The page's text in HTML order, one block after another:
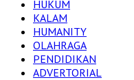
HUKUM
KALAM
HUMANITY
OLAHRAGA
PENDIDIKAN
ADVERTORIAL